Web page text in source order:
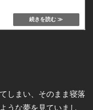
しまい、そのまま寝落
うな夢を見ていまし